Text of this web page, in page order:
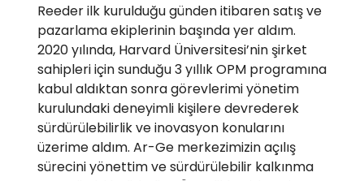
Reeder ilk kurulduğu günden itibaren satış ve
pazarlama ekiplerinin başında yer aldım.
2020 yılında, Harvard Üniversitesi’nin şirket
sahipleri için sunduğu 3 yıllık OPM programına
kabul aldıktan sonra görevlerimi yönetim
kurulundaki deneyimli kişilere devrederek
sürdürülebilirlik ve inovasyon konularını
üzerime aldım. Ar-Ge merkezimizin açılış
sürecini yönettim ve sürdürülebilir kalkınma